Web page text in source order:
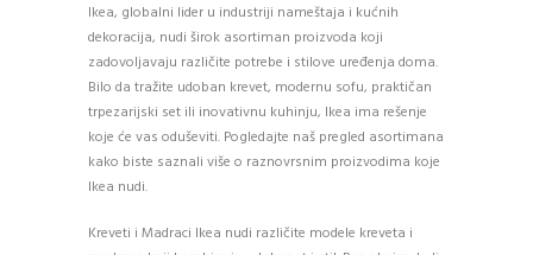
Ikea, globalni lider u industriji nameštaja i kućnih
dekoracija, nudi širok asortiman proizvoda koji
zadovoljavaju različite potrebe i stilove uređenja doma.
Bilo da tražite udoban krevet, modernu sofu, praktičan
trpezarijski set ili inovativnu kuhinju, Ikea ima rešenje
koje će vas oduševiti. Pogledajte naš pregled asortimana
kako biste saznali više o raznovrsnim proizvodima koje
Ikea nudi.
Kreveti i Madraci Ikea nudi različite modele kreveta i